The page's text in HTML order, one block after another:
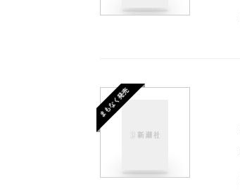
まもなく発売